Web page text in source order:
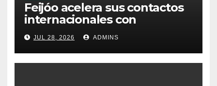
Feijóo acelera sus contactos
internacionales con
Latinoamérica como socio
prioritario en su agenda de
gobierno
JUL 28, 2026 ADMINS